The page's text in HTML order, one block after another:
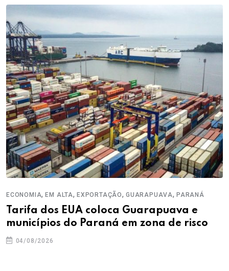
ECONOMIA,EM ALTA,EXPORTAÇÃO,GUARAPUAVA,PARANÁ
Tarifa dos EUA coloca Guarapuava e
municípios do Paraná em zona de risco
04/08/2026